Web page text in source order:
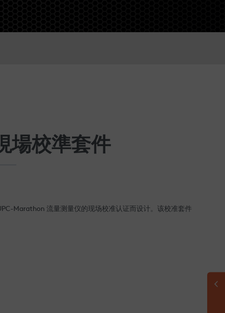
場校準套件
Marathon 流量测量仪的现场校准认证而设计。该校准套件
感器以及需要的所有配件、硬件和软件，以校准